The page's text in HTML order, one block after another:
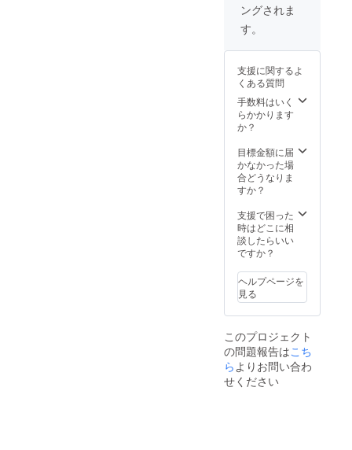
ングされま
す。
支援に関するよ
くある質問
手数料はいく
らかかります
か？
目標金額に届
かなかった場
合どうなりま
すか？
支援で困った
時はどこに相
談したらいい
ですか？
ヘルプページを
見る
このプロジェクト
の問題報告はこち
らよりお問い合わ
せください